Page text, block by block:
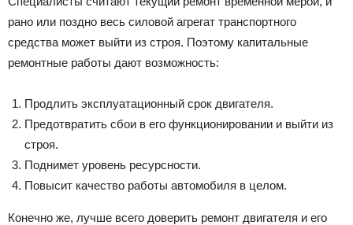
рано или поздно весь силовой агрегат транспортного
средства может выйти из строя. Поэтому капитальные
ремонтные работы дают возможность:
Продлить эксплуатационный срок двигателя.
Предотвратить сбои в его функционировании и выйти из
строя.
Поднимет уровень ресурсности.
Повысит качество работы автомобиля в целом.
Конечно же, лучше всего доверить ремонт двигателя и его